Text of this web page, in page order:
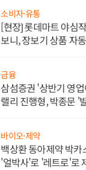
소비자·유통
[현장] 롯데마트 야심
보니, 장보기 상품 자
금융
삼섬증권 '상반기 영
랠리 진행형, 박종문 '
바이오·제약
백상환 동아제약 박
'얼박사'로 '레트로'로